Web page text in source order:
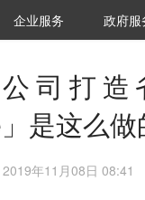
36Kr研究院
企业服务 城市之
政府服
司打造
」是这么做
2019年11月08日 08:41